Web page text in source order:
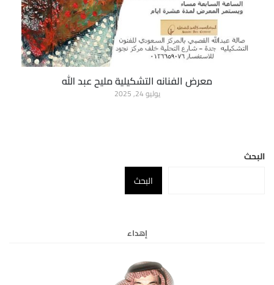
معرض الفنانه التشكيلية مليح عبد الله
يوليو 24, 2025
البحث
البحث
إهداء